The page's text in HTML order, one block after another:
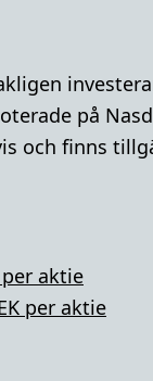
på
och finns
per aktie
per aktie